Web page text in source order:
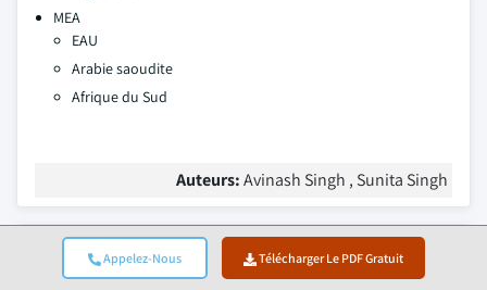
Appelez-Nous Télécharger Le PDF Gratuit
MEA
EAU
Arabie saoudite
Afrique du Sud
Auteurs:Avinash Singh , Sunita Singh
Questions fréquemment posées(FAQ):